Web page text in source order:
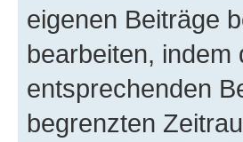
eigenen Beiträge
bearbeiten, indem
entsprechenden
begrenzten